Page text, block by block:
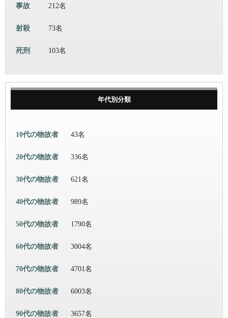
事故 212名
射殺 73名
死刑 103名
年代別分類
10代の物故者 43名
20代の物故者 336名
30代の物故者 621名
40代の物故者 989名
50代の物故者 1790名
60代の物故者 3004名
70代の物故者 4701名
80代の物故者 6003名
90代の物故者 3657名